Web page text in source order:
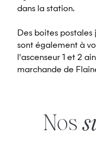
dans la station.
Des boites
sont également à
l'ascenseur 1 et 2
marchande de
Nos